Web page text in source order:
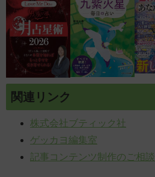
関連リンク
株式会社ブティック社
ゲッカヨ編集室
記事コンテンツ制作のご相談